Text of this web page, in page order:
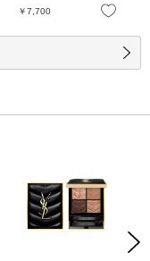
お気に入り
￥7,700
Next